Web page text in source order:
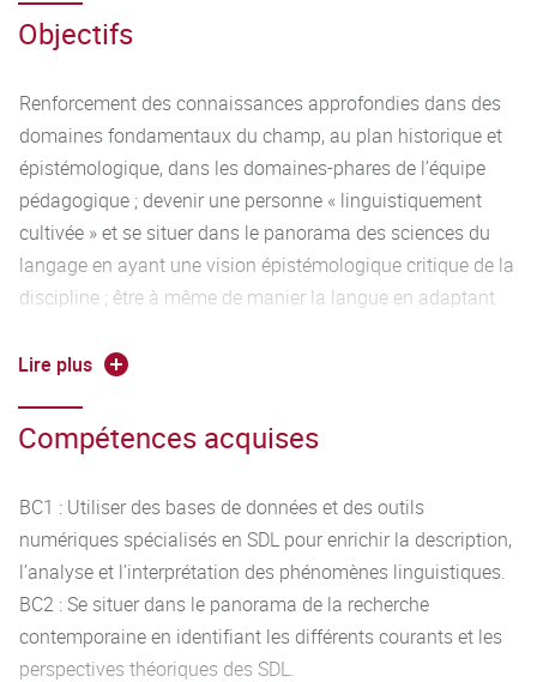
Objectifs
Renforcement des connaissances approfondies dans des
domaines fondamentaux du champ, au plan historique et
épistémologique, dans les domaines-phares de l’équipe
pédagogique ; devenir une personne « linguistiquement
cultivée » et se situer dans le panorama des sciences du
langage en ayant une vision épistémologique critique de la
discipline ; être à même de manier la langue en adaptant
communication ainsi que d’expliquer le fonctionnement sui
besoins d’échange à l’échelle planétaire (traduction,
intercompréhension, enseignement, etc.).
Savoir utiliser les outils numériques pour analyser et
interpréter les faits et corpus linguistiques. Être capable de
comprendre et d’analyser les usages sociaux du langage
dans l’économie de la connaissance et les mécanismes
cognitifs qui y jouent un rôle. En plus des connaissances
Lire plus
Compétences acquises
BC1 : Utiliser des bases de données et des outils
numériques spécialisés en SDL pour enrichir la description,
l’analyse et l’interprétation des phénomènes linguistiques.
BC2 : Se situer dans le panorama de la recherche
contemporaine en identifiant les différents courants et les
perspectives théoriques des SDL.